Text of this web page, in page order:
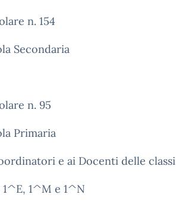
n. 154
Secondaria
n. 95
Primaria
e ai Docenti delle classi
1^E, 1^M e 1^N